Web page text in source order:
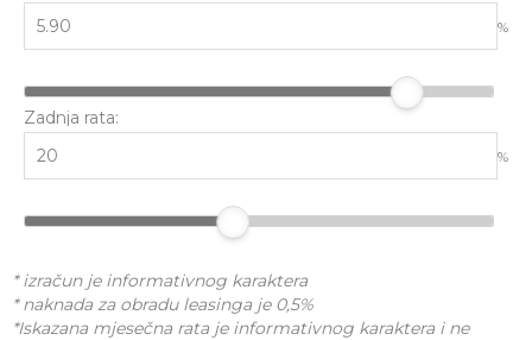
%
Zadnja rata:
%
* izračun je informativnog karaktera
* naknada za obradu leasinga je 0,5%
*Iskazana mjesečna rata je informativnog karaktera i ne